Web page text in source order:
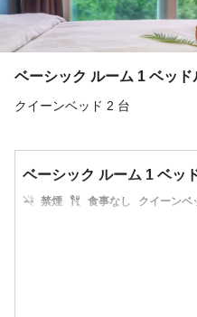
ベーシック ルーム 1 ベッ
クイーンベッド 2 台
ベーシック ルーム 1 ベッ
禁煙 食事なし
クイーンベ